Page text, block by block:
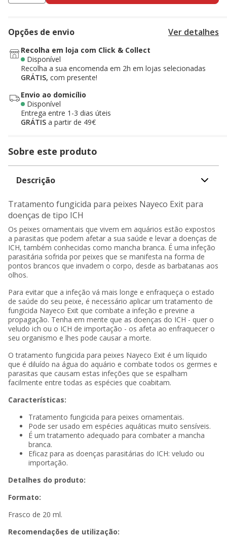
Opções de envio Ver detalhes
Recolha em loja com Click & Collect
Disponível
Recolha a sua encomenda em 2h em lojas selecionadas
GRÁTIS, com presente!
Envio ao domicílio
Disponível
Entrega entre 1-3 dias úteis
GRÁTIS a partir de 49€
Sobre este produto
Descrição
Tratamento fungicida para peixes Nayeco Exit para
doenças de tipo ICH
Os peixes ornamentais que vivem em aquários estão expostos
a parasitas que podem afetar a sua saúde e levar a doenças de
ICH, também conhecidas como mancha branca. É uma infeção
parasitária sofrida por peixes que se manifesta na forma de
pontos brancos que invadem o corpo, desde as barbatanas aos
olhos.
Para evitar que a infeção vá mais longe e enfraqueça o estado
de saúde do seu peixe, é necessário aplicar um tratamento de
fungicida Nayeco Exit que combate a infeção e previne a
propagação. Tenha em mente que as doenças do ICH - quer o
veludo ich ou o ICH de importação - os afeta ao enfraquecer o
seu organismo e lhes pode causar a morte.
O tratamento fungicida para peixes Nayeco Exit é um líquido
que é diluído na água do aquário e combate todos os germes e
parasitas que causam estas infeções que se espalham
facilmente entre todas as espécies que coabitam.
Características:
Tratamento fungicida para peixes ornamentais.
Pode ser usado em espécies aquáticas muito sensíveis.
É um tratamento adequado para combater a mancha
branca.
Eficaz para as doenças parasitárias do ICH: veludo ou
importação.
Detalhes do produto:
Formato:
Frasco de 20 ml.
Recomendações de utilização: